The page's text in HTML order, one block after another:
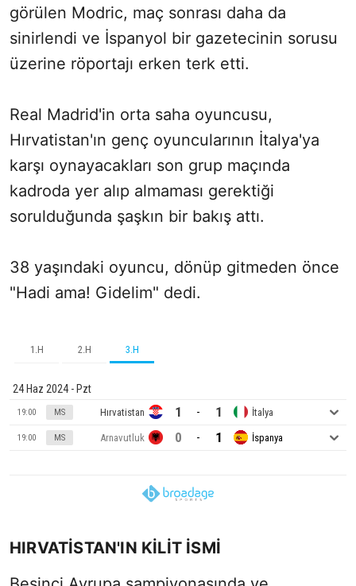
görülen Modric, maç sonrası daha da
sinirlendi ve İspanyol bir gazetecinin sorusu
üzerine röportajı erken terk etti.
Real Madrid'in orta saha oyuncusu,
Hırvatistan'ın genç oyuncularının İtalya'ya
karşı oynayacakları son grup maçında
kadroda yer alıp almaması gerektiği
sorulduğunda şaşkın bir bakış attı.
38 yaşındaki oyuncu, dönüp gitmeden önce
"Hadi ama! Gidelim" dedi.
1.H 2.H 3.H
24 Haz 2024 - Pzt
19:00 MS Hırvatistan 1 - 1 İtalya
19:00 MS Arnavutluk 0 - 1 İspanya
HIRVATİSTAN'IN KİLİT İSMİ